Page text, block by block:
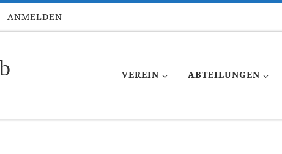
ANMELDEN
VEREIN ABTEILUNGEN